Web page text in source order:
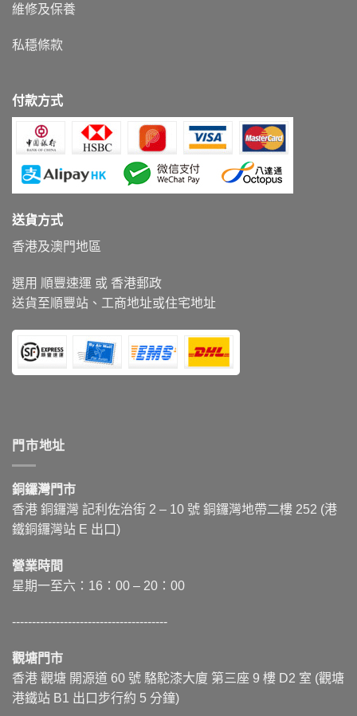
維修及保養
私穩條款
付款方式
送貨方式
香港及澳門地區
選用 順豐速運 或 香港郵政
送貨至順豐站、工商地址或住宅地址
門市地址
銅鑼灣門市
香港 銅鑼灣 記利佐治街 2 – 10 號 銅鑼灣地帶二樓 252 (港
鐵銅鑼灣站 E 出口)
營業時間
星期一至六：16：00 – 20：00
---------------------------------------
觀塘門市
香港 觀塘 開源道 60 號 駱駝漆大廈 第三座 9 樓 D2 室 (觀塘
港鐵站 B1 出口步行約 5 分鐘)